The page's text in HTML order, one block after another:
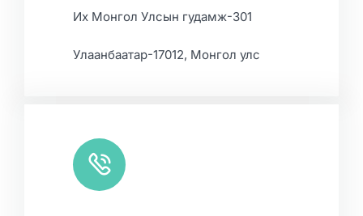
Их Монгол Улсын гудамж-301
Улаанбаатар-17012, Монгол улс